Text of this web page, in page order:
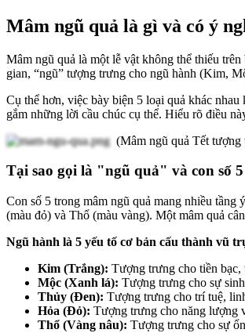
Mâm ngũ quả là gì và có ý
Mâm ngũ quả là một lễ vật không thể thiếu
gian, “ngũ” tượng trưng cho ngũ hành (Kim,
Cụ thể hơn, việc bày biện 5 loại quả khác
gắm những lời cầu chúc cụ thể. Hiểu rõ điều
(Mâm ngũ quả Tết tượng
Tại sao gọi là "ngũ quả" và con số
Con số 5 trong mâm ngũ quả mang nhiều
(màu đỏ) và Thổ (màu vàng). Một mâm quả
Ngũ hành là 5 yếu tố cơ bản cấu thành vũ
Kim (Trắng): Tượng trưng cho tiền
Mộc (Xanh lá): Tượng trưng cho sự
Thủy (Đen): Tượng trưng cho trí tuệ,
Hỏa (Đỏ): Tượng trưng cho năng lượng
Thổ (Vàng nâu): Tượng trưng cho sự